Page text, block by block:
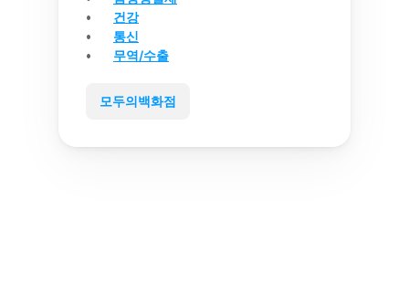
건강
통신
무역/수출
모두의백화점